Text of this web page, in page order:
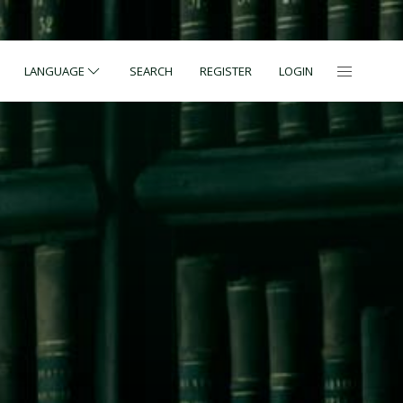
LANGUAGE SEARCH REGISTER LOGIN